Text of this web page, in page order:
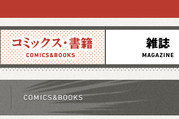
コミックス 雑誌